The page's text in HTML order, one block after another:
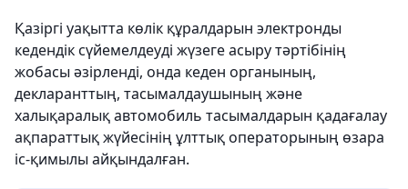
Қазіргі уақытта көлік құралдарын электронды
кедендік сүйемелдеуді жүзеге асыру тәртібінің
жобасы әзірленді, онда кеден органының,
декларанттың, тасымалдаушының және
халықаралық автомобиль тасымалдарын қадағалау
ақпараттық жүйесінің ұлттық операторының өзара
іс-қимылы айқындалған.